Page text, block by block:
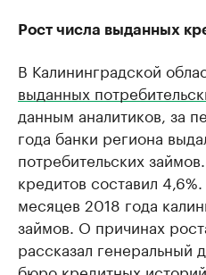
Рост числа выданных
В Калининградской
выданных
данным аналитиков, за
года банки региона
потребительских
кредитов составил
месяцев 2018 года
займов. О причинах
рассказал генеральный